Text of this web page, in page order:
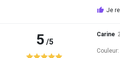
Je
5/5
Carine
Couleur: